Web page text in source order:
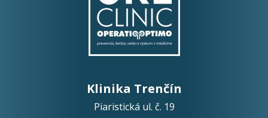
Klinika Trenčín
Piaristická ul. č. 19